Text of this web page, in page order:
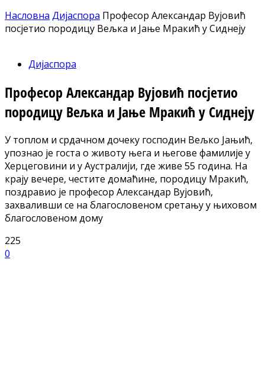
Насловна Дијаспора Професор Александар Вујовић
посјетио породицу Вељка и Јање Мракић у Сиднеју
Дијаспора
Професор Александар Вујовић посјетио
породицу Вељка и Јање Мракић у Сиднеју
У топлом и срдачном дочеку господин Вељко Јањић,
упознао је госта о животу њега и његове фамилије у
Херцеговини и у Аустралији, где живе 55 година. На
крају вечере, честите домаћине, породицу Мракић,
поздравио је професор Александар Вујовић,
захваливши се на благословеном сретању у њиховом
благословеном дому
225
0